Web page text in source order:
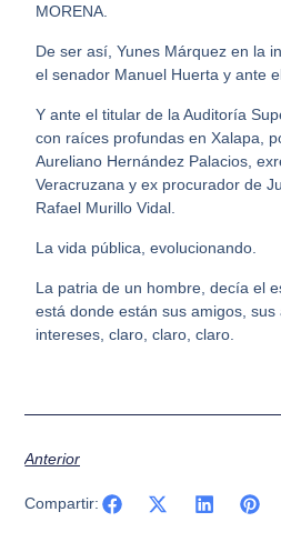
MORENA.
De ser así, Yunes Márquez en la
el senador Manuel Huerta y ante
Y ante el titular de la Auditoría
con raíces profundas en Xalapa,
Aureliano Hernández Palacios,
Veracruzana y ex procurador de
Rafael Murillo Vidal.
La vida pública, evolucionando.
La patria de un hombre, decía el
está donde están sus amigos,
intereses, claro, claro, claro.
Anterior
Compartir: